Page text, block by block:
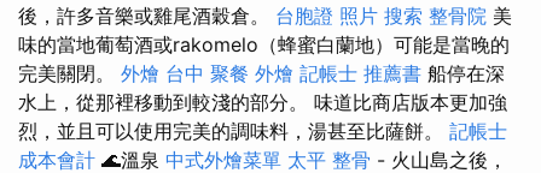
後，許多音樂或雞尾酒穀倉。 台胞證 照片 搜索 整骨院 美
味的當地葡萄酒或rakomelo（蜂蜜白蘭地）可能是當晚的
完美關閉。 外燴 台中 聚餐 外燴 記帳士 推薦書 船停在深
水上，從那裡移動到較淺的部分。 味道比商店版本更加強
烈，並且可以使用完美的調味料，湯甚至比薩餅。 記帳士
成本會計 🌊溫泉 中式外燴菜單 太平 整骨 - 火山島之後，